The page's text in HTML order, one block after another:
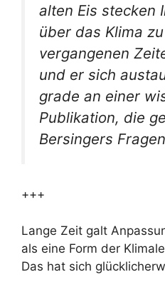
alten Eis stecken
über das Klima
vergangenen
und er sich
grade an einer
Publikation, die
Bersingers
+++
Lange Zeit galt
als eine Form der
Das hat sich